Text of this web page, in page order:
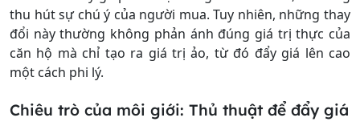
thu hút sự chú ý của người mua. Tuy nhiên, những thay
đổi này thường không phản ánh đúng giá trị thực của
căn hộ mà chỉ tạo ra giá trị ảo, từ đó đẩy giá lên cao
một cách phi lý.
Chiêu trò của môi giới: Thủ thuật để đẩy giá